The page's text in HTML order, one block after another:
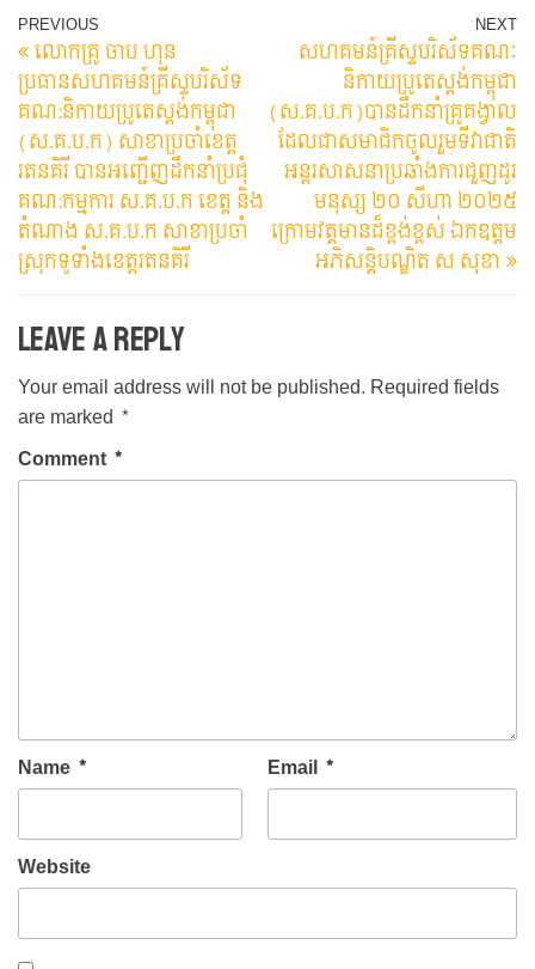
Post
navigation
Previous
Post
PREVIOUS
លោកគ្រូ​ ចាប​ ហុន​​
ប្រធានសហគមន៍គ្រីស្ទបរិស័ទ
គណ:និកាយប្រូតេស្តង់កម្ពុជា​
(ស.គ.ប.ក)​ សាខាប្រចាំខេត្ត
រតនគិរី​ បានអញ្ជេីញដឹកនាំប្រជុំ​
គណ:កម្មការ​ ស.គ.ប.ក​ ខេត្ត​ និង
តំណាង​ ស.គ.ប.ក​ សាខាប្រចាំ
ស្រុកទូទាំងខេត្តរតនគិរី
NEXT
សហគមន៍​គ្រីស្ទបរិស័ទគណៈ
និកាយប្រូតេស្តង់កម្ពុជា​
(ស.គ.ប.ក​)បានដឹកនាំគ្រូគង្វាល
ដែលជាសមាជិកចូលរួមទីវាជាតិ
អន្តរសាសនាប្រឆាំងការជួញដូរ
មនុស្ស​ ២០​ សីហា​ ២០២៥​
ក្រោមវត្តមានដ៏ខ្ពង់ខ្ពស់​ ឯកឧត្តម
អភិសន្ដិបណ្ឌិត ស សុខា
Leave a Reply
Your email address will not be published. Required fields
are marked *
Comment *
Name * Email *
Website